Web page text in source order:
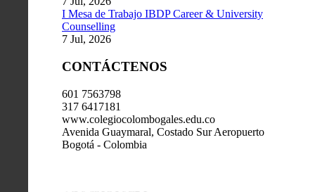
I Mesa de Trabajo IBDP Career & University
Counselling
7 Jul, 2026
CONTÁCTENOS
601 7563798
317 6417181
www.colegiocolombogales.edu.co
Avenida Guaymaral, Costado Sur Aeropuerto
Bogotá - Colombia